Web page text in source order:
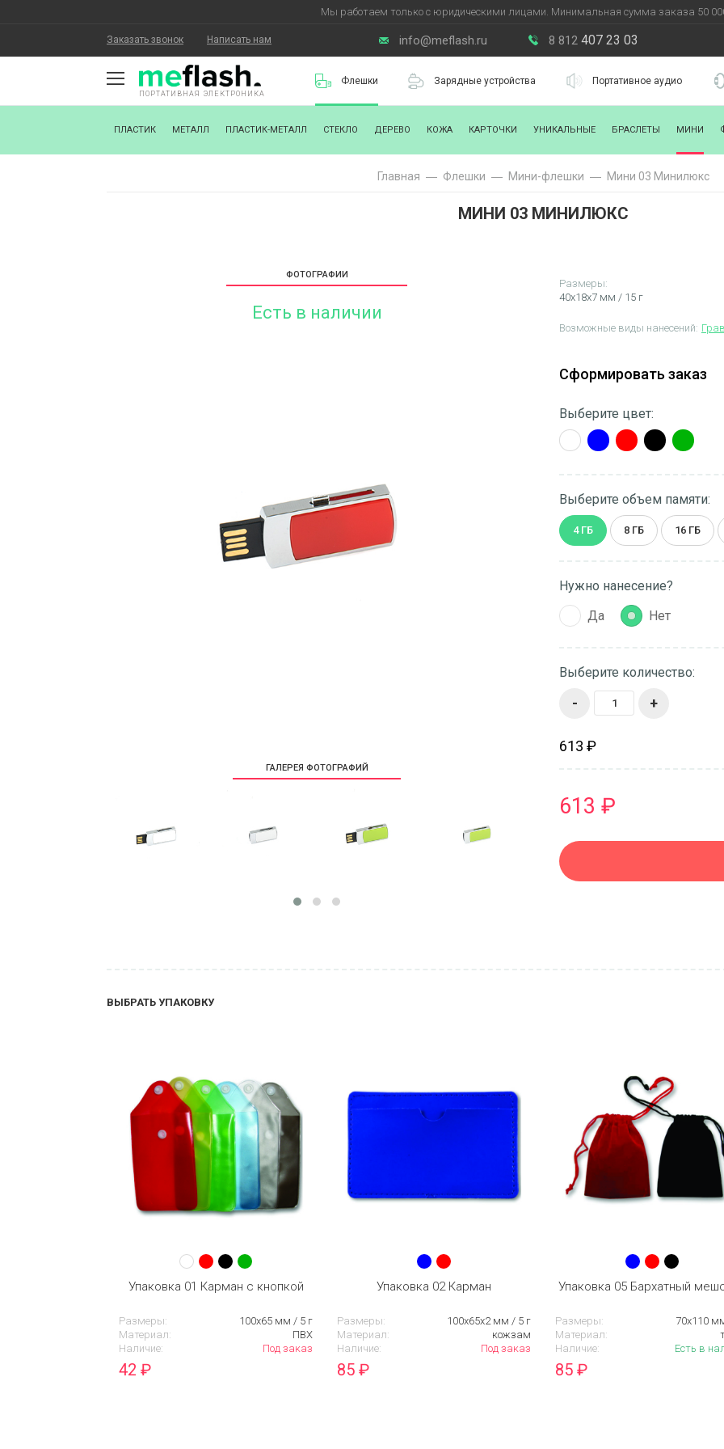
Мы работаем только с юридическими лицами. Минимальная сумма заказа 50
Заказать звонок Написать нам info@meflash.ru 8 812407 23 03
КАК КУПИТЬ
ПОРТАТИВНАЯ ЭЛЕКТРОНИКА
Флешки Зарядные устройства Портативное аудио
ПЛАСТИК МЕТАЛЛ ПЛАСТИК-МЕТАЛЛ СТЕКЛО ДЕРЕВО КОЖА КАРТОЧКИ УНИКАЛЬНЫЕ БРАСЛЕТЫ МИНИ
Главная Флешки Мини-флешки Мини 03 Минилюкс
МИНИ 03 МИНИЛЮКС
ФОТОГРАФИИ
Есть в наличии
ГАЛЕРЕЯ ФОТОГРАФИЙ
Размеры:
40х18х7 мм / 15 г
Возможные виды нанесений:
Сформировать заказ
Выберите цвет:
Выберите объем памяти:
4 ГБ 8 ГБ 16 ГБ
Нужно нанесение?
Да
Нет
Выберите количество:
- +
613 ₽
613 ₽
ВЫБРАТЬ УПАКОВКУ
Упаковка 01 Карман с кнопкой
Размеры:
100х65 мм / 5 г
Материал:
ПВХ
Наличие:
Под заказ
42 ₽
Упаковка 02 Карман
Размеры:
100х65х2 мм / 5 г
Материал:
кожзам
Наличие:
Под заказ
85 ₽
Упаковка 05 Бархатный
Размеры:
70х110
Материал:
Наличие:
Есть в
85 ₽